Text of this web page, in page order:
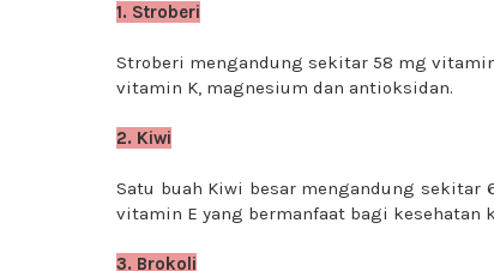
1. Stroberi
Stroberi mengandung sekitar 58 mg
vitamin K, magnesium dan antioksidan.
2. Kiwi
Satu buah Kiwi besar mengandung
vitamin E yang bermanfaat bagi kesehatan
3. Brokoli